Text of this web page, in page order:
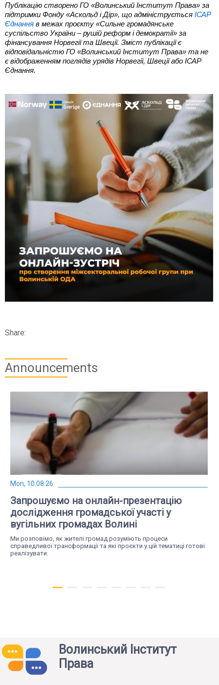
Публікацію створено ГО «Волинський Інститут Права» за
підтримки Фонду «Аскольд і Дір», що адмініструється ІСАР
Єднання в межах проєкту «Сильне громадянське
суспільство України – рушій реформ і демократії» за
фінансування Норвегії та Швеції. Зміст публікації є
відповідальністю ГО «Волинський Інститут Права» та не
є відображенням поглядів урядів Норвегії, Швеції або ІСАР
Єднання.
Share:
Announcements
Mon, 10.08.26
Запрошуємо на онлайн-презентацію
дослідження громадської участі у
вугільних громадах Волині
Ми розповімо, як жителі громад розуміють процеси
справедливої трансформації та які проєкти у цій тематиці готові
реалізувати.
Wed, 22.07.26
Волинський Інститут
Права